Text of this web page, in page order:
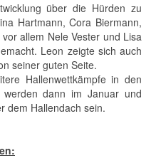
über die Hürden zu
Hartmann, Cora Biermann,
allem Nele Vester und Lisa
Leon zeigte sich auch
seiner guten Seite.
Hallenwettkämpfe in den
werden dann im Januar und
dem Hallendach sein.